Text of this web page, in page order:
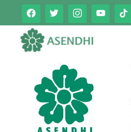
Saltar
contenido